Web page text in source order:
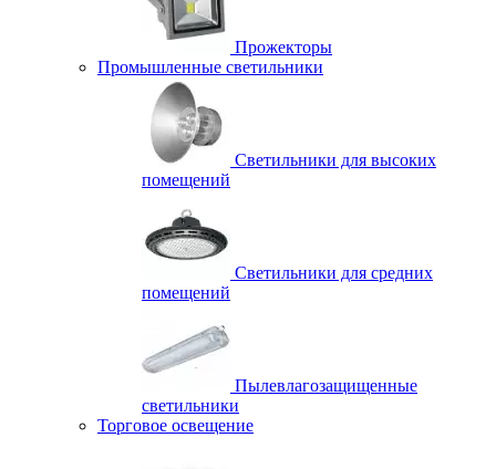
Прожекторы
Промышленные светильники
Светильники для высоких
помещений
Светильники для средних
помещений
Пылевлагозащищенные
светильники
Торговое освещение